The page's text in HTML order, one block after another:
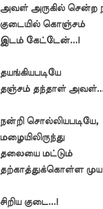
அவள் அருகில் சென்ற
குடையில் கொஞ்சம்
இடம் கேட்டேன்...!
தயங்கியபடியே
தஞ்சம் தந்தாள்
நன்றி சொல்லியபடியே,
மழையிலிருந்து
தலையை மட்டும்
தற்காத்துக்கொள்ள
சிறிய குடை...!